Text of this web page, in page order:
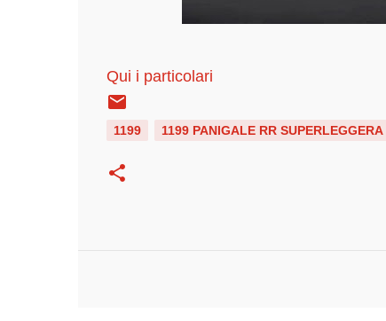
Qui i particolari
1199 1199 PANIGALE RR SUPERLEGGERA